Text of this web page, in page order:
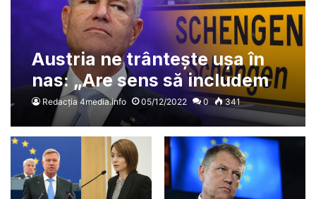
Austria ne trântește ușa în
nas: „Are sens să includem
Croația și să nu includem
Bulgaria și România acum”
Redacția 4media.info 05/12/2022 0 341